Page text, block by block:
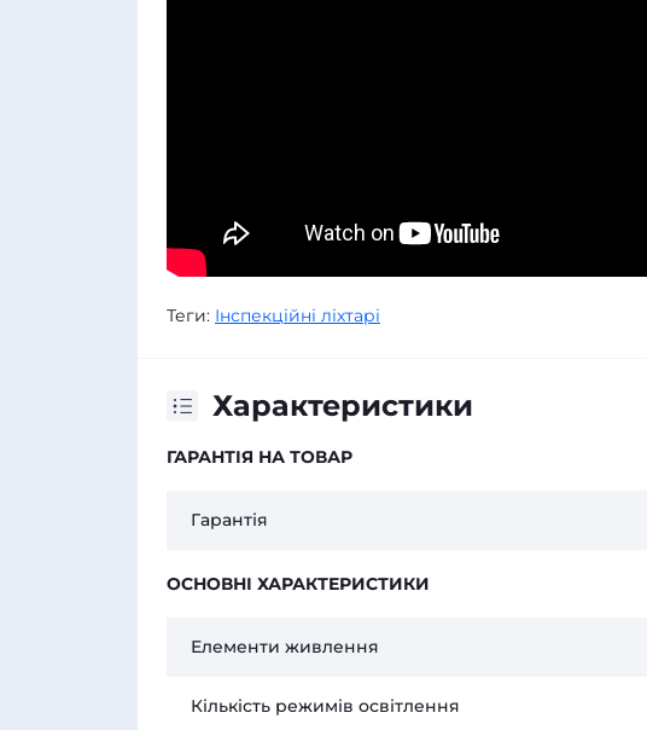
Теги: Інспекційні ліхтарі
Характеристики
ГАРАНТІЯ НА ТОВАР
Гарантія
ОСНОВНІ ХАРАКТЕРИСТИКИ
Елементи живлення
Кількість режимів освітлення